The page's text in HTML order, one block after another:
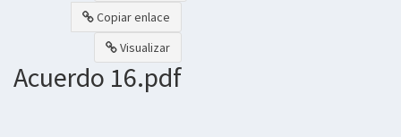
Copiar enlace
Visualizar
Acuerdo 16.pdf